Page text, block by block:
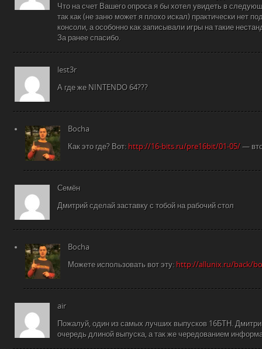
Что на счет Вашего опроса я бы хотел увидеть в
так как (не заню может я плохо искал) практически нет
консоли, а особонно как записывали игры на такие
За ранее спасибо.
lest3r
А где же NINTENDO 64???
Bocha
Как это где? Вот: http://16-bits.ru/pre16bit/01-05/ —
Семён
Дмитрий сделай заставку с тобой на рабочий стол
Bocha
Можете использовать вот эту: http://allunix.ru/back/
air
Пожалуй, один из самых лучших выпусков 16БТН.
очередь длиной выпуска, а так же чередованием